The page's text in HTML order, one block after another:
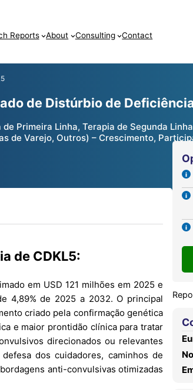
Reports About Consulting Contact
de Distúrbio de
Primeira Linha, Terapia de Segunda
de Varejo, Outros) – Crescimento,
de CDKL5:
em USD 121 milhões em 2025 e
4,89% de 2025 a 2032. O principal
criado pela confirmação genética
e maior prontidão clínica para tratar
direcionados ou relevantes
dos cuidadores, caminhos de
anti-convulsivas otimizadas